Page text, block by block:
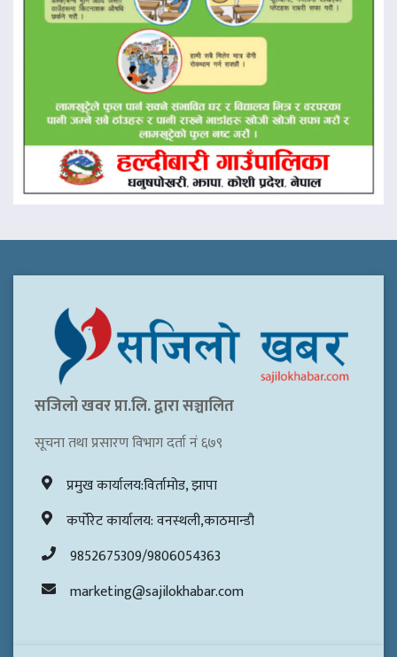
सजिलो खवर प्रा.लि. द्वारा सञ्चालित
सूचना तथा प्रसारण विभाग दर्ता नं ६७९
प्रमुख कार्यालय:विर्तामोड, झापा
कर्पोरेट कार्यालय: वनस्थली,काठमान्डौ
9852675309/9806054363
marketing@sajilokhabar.com